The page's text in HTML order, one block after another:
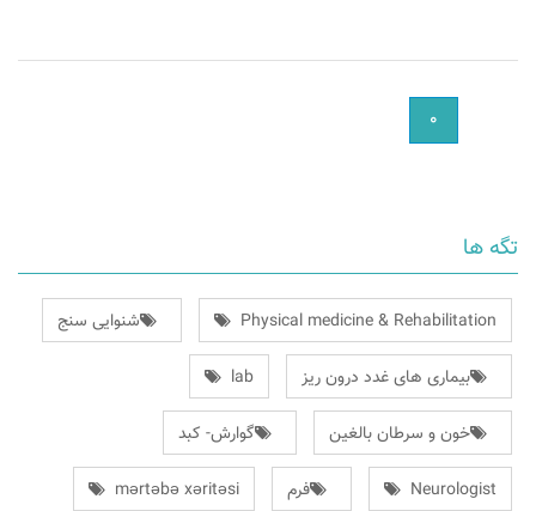
٠
تگه ها
Physical medicine & Rehabilitation شنوایی سنج
بیماری های غدد درون ریز lab
خون و سرطان بالغین گوارش- کبد
Neurologist فرم mərtəbə xəritəsi